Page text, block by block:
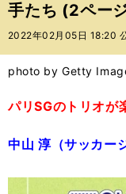
テ
ー
バ
手たち (2ペー
2022年02月05日 18:20
photo by Getty
パリSGのトリオが
中山 淳（サッカー